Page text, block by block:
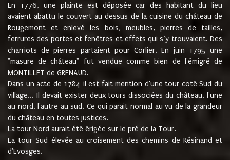
En 1776, une plainte est déposée car des habitant du lieu
avaient abattu le couvert au dessus de la cuisine du château de
Rougemont et enlevé les bois, meubles, pierres de tailles,
ferrures des portes et fenêtres et effets qui s’y trouvaient. Des
charriots de pierres partaient pour Corlier. En juin 1795 une
"masure de château" fut vendue comme bien de l'émigré de
MONTILLET de GRENAUD.
Dans un acte de 1784 il est fait mention d'une tour coté Sud du
village... Il devait exister deux tours dissociées du château, l'une
au nord, l'autre au sud. Ce qui parait normal au vu de la grandeur
du château en toutes justices.
La tour Nord aurait été érigée sur le pré de la Tour.
La tour Sud élevée au croisement des chemins de Résinand et
d'Evosges.